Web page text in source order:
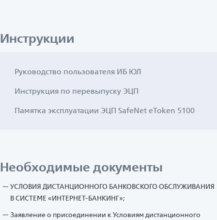
Инструкции
Руководство пользователя ИБ ЮЛ
Инструкция по перевыпуску ЭЦП
Памятка эксплуатации ЭЦП SafeNet eToken 5100
Необходимые документы
УСЛОВИЯ ДИСТАНЦИОННОГО БАНКОВСКОГО ОБСЛУЖИВАНИЯ
В СИСТЕМЕ «ИНТЕРНЕТ-БАНКИНГ»;
Заявление о присоединении к Условиям дистанционного